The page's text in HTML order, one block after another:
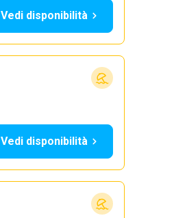
Vedi disponibilità
Vedi disponibilità